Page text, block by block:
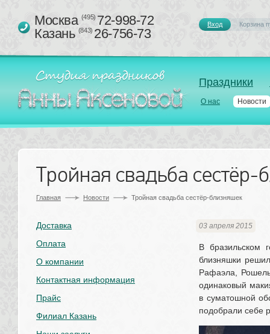
Праздники
О нас Новости
Москва (495)72-998-72
Казань (843)26-756-73
Вход Корзина
Тройная свадьба
Главная Новости Тройная свадьба сестёр-близняшек
03 апреля 2015
В бразильском
близняшки
Рафаэла,
одинаковый
в суматошной
подобрали себе
Доставка
Оплата
О компании
Контактная информация
Прайс
Филиал Казань